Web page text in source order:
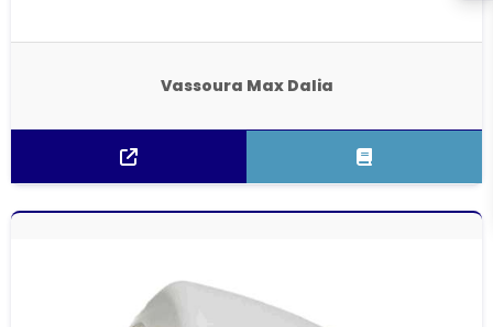
Vassoura Max Dalia